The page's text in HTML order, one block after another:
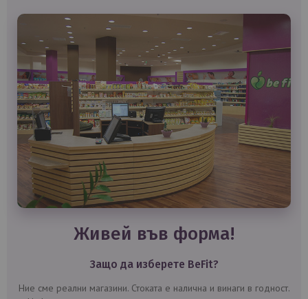
живей във форма!
Защо да изберете BeFit?
Ние сме реални магазини. Стоката е налична и винаги в годност.